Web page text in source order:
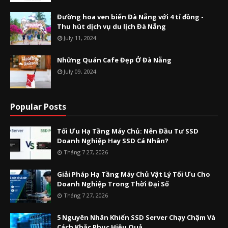
Đường hoa ven biển Đà Nẵng với 4 tỉ đồng -
Thu hút dịch vụ du lịch Đà Nẵng
July 11, 2024
Những Quán Cafe Đẹp Ở Đà Nẵng
July 09, 2024
Popular Posts
Tối Ưu Hạ Tầng Máy Chủ: Nên Đầu Tư SSD
Doanh Nghiệp Hay SSD Cá Nhân?
Tháng 7 27, 2026
Giải Pháp Hạ Tầng Máy Chủ Vật Lý Tối Ưu Cho
Doanh Nghiệp Trong Thời Đại Số
Tháng 7 27, 2026
5 Nguyên Nhân Khiến SSD Server Chạy Chậm Và